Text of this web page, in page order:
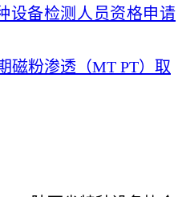
设备检测人员资格申请
磁粉渗透（MT PT）取